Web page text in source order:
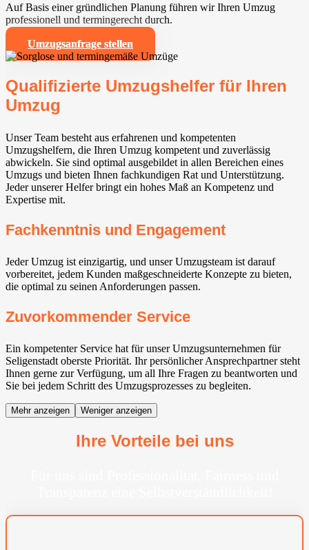
Auf Basis einer gründlichen Planung führen wir Ihren Umzug
professionell und termingerecht durch.
Umzugsanfrage stellen
Qualifizierte Umzugshelfer für Ihren
Umzug
Unser Team besteht aus erfahrenen und kompetenten
Umzugshelfern, die Ihren Umzug kompetent und zuverlässig
abwickeln. Sie sind optimal ausgebildet in allen Bereichen eines
Umzugs und bieten Ihnen fachkundigen Rat und Unterstützung.
Jeder unserer Helfer bringt ein hohes Maß an Kompetenz und
Expertise mit.
Fachkenntnis und Engagement
Jeder Umzug ist einzigartig, und unser Umzugsteam ist darauf
vorbereitet, jedem Kunden maßgeschneiderte Konzepte zu bieten,
die optimal zu seinen Anforderungen passen.
Zuvorkommender Service
Ein kompetenter Service hat für unser Umzugsunternehmen für
Seligenstadt oberste Priorität. Ihr persönlicher Ansprechpartner steht
Ihnen gerne zur Verfügung, um all Ihre Fragen zu beantworten und
Sie bei jedem Schritt des Umzugsprozesses zu begleiten.
Mehr anzeigen Weniger anzeigen
Ihre Vorteile bei uns